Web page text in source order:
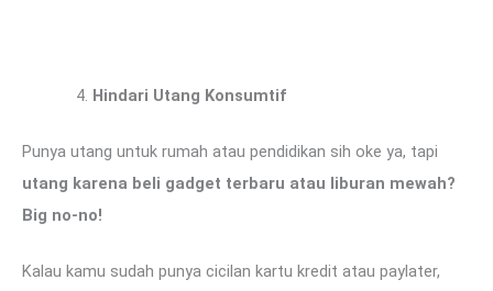
Hindari Utang Konsumtif
Punya utang untuk rumah atau pendidikan sih oke ya, tapi
utang karena beli gadget terbaru atau liburan mewah?
Big no-no!
Kalau kamu sudah punya cicilan kartu kredit atau paylater,